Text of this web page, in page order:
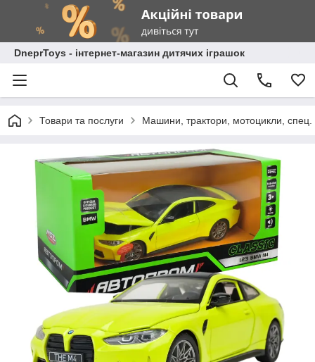
DneprToys - інтернет-магазин дитячих іграшок
Товари та послуги Машини, трактори, мотоцикли, спец.